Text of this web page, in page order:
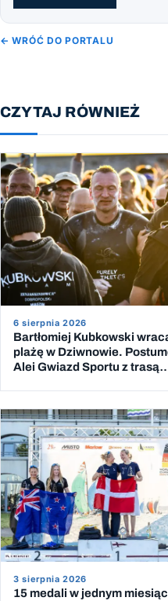
← WRÓĆ DO PORTALU
CZYTAJ RÓWNIEŻ
6 sierpnia 2026
Bartłomiej Kubkowski
plażę w Dziwnowie.
Alei Gwiazd Sportu z trasą
3 sierpnia 2026
15 medali w jednym